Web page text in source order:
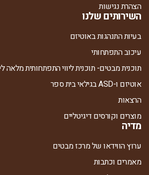
הצהרת נגישות
השירותים שלנו
בעיות התנהגות באוטיזם
עיכוב התפתחותי
תוכנית מבטים- תוכנית ליווי התפתחותית מלאה
אוטיזם ו-ASD בגילאי בית ספר
הרצאות
מוצרים וקורסים דיגיטליים
מדיה
ערוץ הווידאו של מרכז מבטים
מאמרים וכתבות